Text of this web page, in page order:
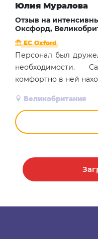
Юлия Муралова
Отзыв на
Оксфорд,
EC Oxford
Персонал был
необходимости.
комфортно в ней
Великобритания